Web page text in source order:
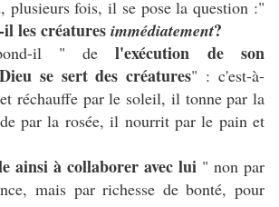
plusieurs fois, il se pose la question :"
les créatures immédiatement?
il " del'exécution de son
se sert des créatures" : c'est-à-
réchauffe par le soleil, il tonne par la
par la rosée, il nourrit par le pain et
ainsi à collaborer avec lui " non par
mais par richesse de bonté, pour